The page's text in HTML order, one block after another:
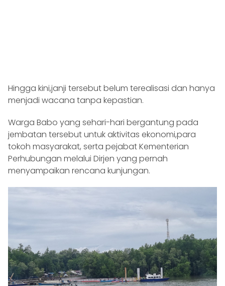
Hingga kini,janji tersebut belum terealisasi dan hanya
menjadi wacana tanpa kepastian.
Warga Babo yang sehari-hari bergantung pada
jembatan tersebut untuk aktivitas ekonomi,para
tokoh masyarakat, serta pejabat Kementerian
Perhubungan melalui Dirjen yang pernah
menyampaikan rencana kunjungan.